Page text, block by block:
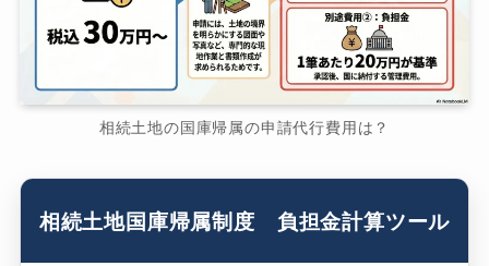
相続土地の国庫帰属の申請代行費用は？
相続土地国庫帰属制度 負担金計算ツール